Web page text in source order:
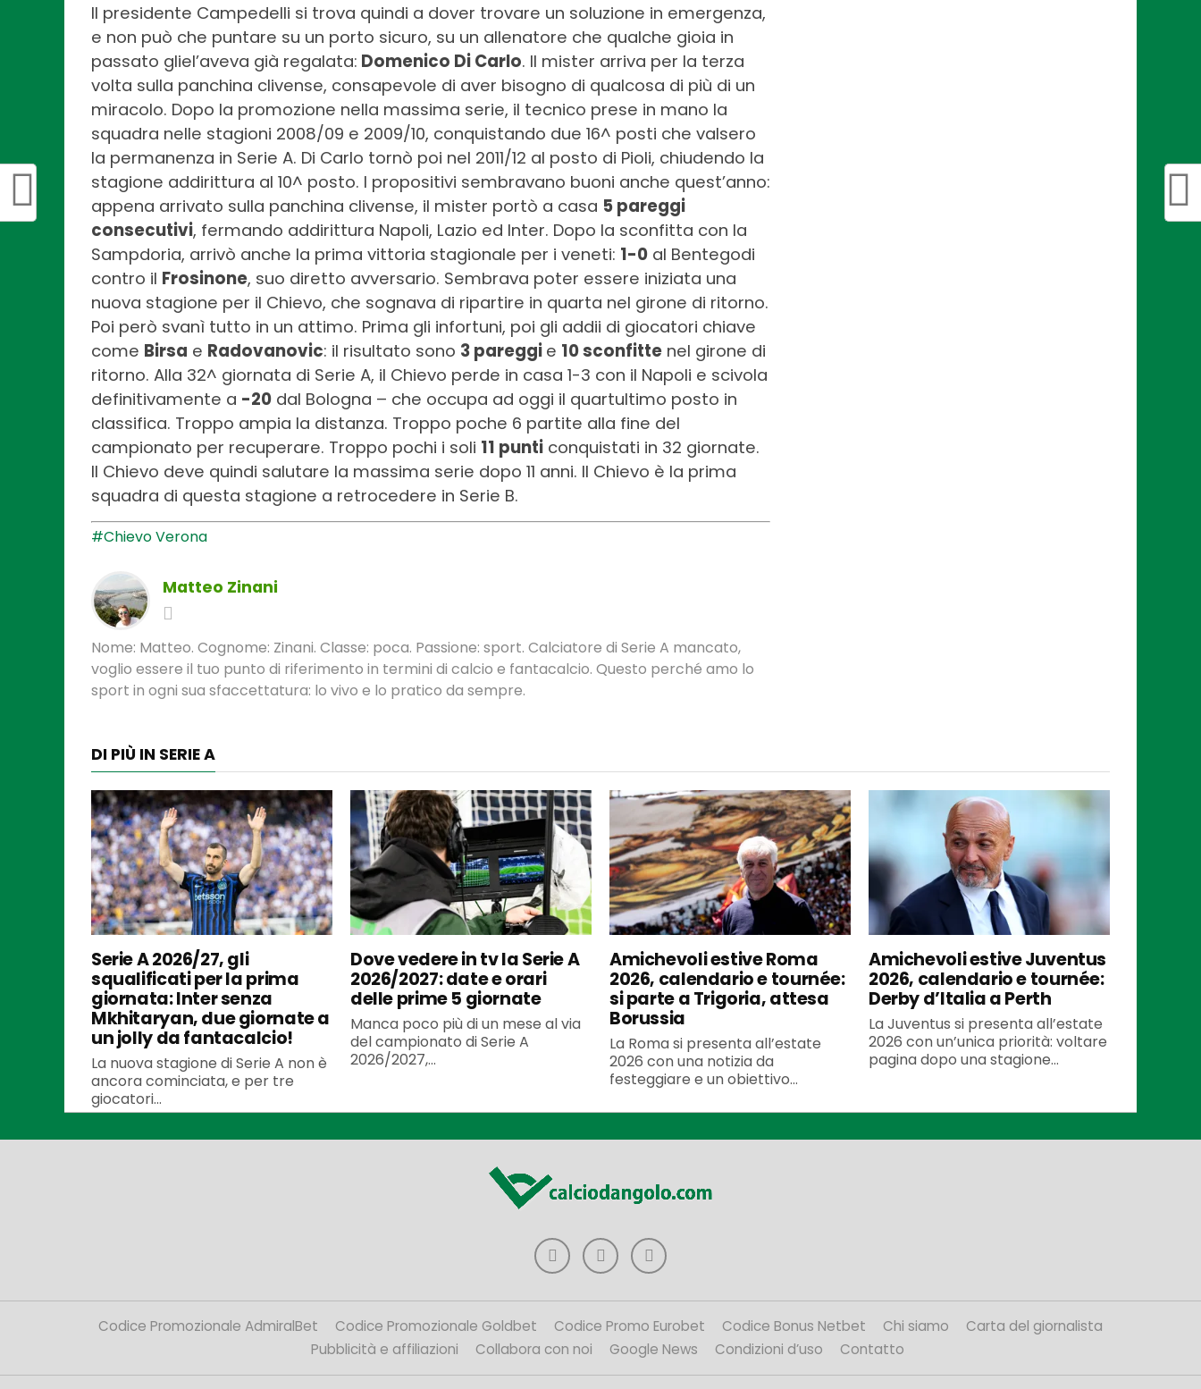
Il presidente Campedelli si trova quindi a dover trovare un soluzione in emergenza,
e non può che puntare su un porto sicuro, su un allenatore che qualche gioia in
passato gliel’aveva già regalata: Domenico Di Carlo. Il mister arriva per la terza
volta sulla panchina clivense, consapevole di aver bisogno di qualcosa di più di un
miracolo. Dopo la promozione nella massima serie, il tecnico prese in mano la
squadra nelle stagioni 2008/09 e 2009/10, conquistando due 16^ posti che valsero
la permanenza in Serie A. Di Carlo tornò poi nel 2011/12 al posto di Pioli, chiudendo la
stagione addirittura al 10^ posto. I propositivi sembravano buoni anche quest’anno:
appena arrivato sulla panchina clivense, il mister portò a casa 5 pareggi
consecutivi, fermando addirittura Napoli, Lazio ed Inter. Dopo la sconfitta con la
Sampdoria, arrivò anche la prima vittoria stagionale per i veneti: 1-0 al Bentegodi
contro il Frosinone, suo diretto avversario. Sembrava poter essere iniziata una
nuova stagione per il Chievo, che sognava di ripartire in quarta nel girone di ritorno.
Poi però svanì tutto in un attimo. Prima gli infortuni, poi gli addii di giocatori chiave
come Birsa e Radovanovic: il risultato sono 3 pareggi e 10 sconfitte nel girone di
ritorno. Alla 32^ giornata di Serie A, il Chievo perde in casa 1-3 con il Napoli e scivola
definitivamente a -20 dal Bologna – che occupa ad oggi il quartultimo posto in
classifica. Troppo ampia la distanza. Troppo poche 6 partite alla fine del
campionato per recuperare. Troppo pochi i soli 11 punti conquistati in 32 giornate.
Il Chievo deve quindi salutare la massima serie dopo 11 anni. Il Chievo è la prima
squadra di questa stagione a retrocedere in Serie B.
#Chievo Verona
Matteo Zinani
Nome: Matteo. Cognome: Zinani. Classe: poca. Passione: sport. Calciatore di Serie A mancato,
voglio essere il tuo punto di riferimento in termini di calcio e fantacalcio. Questo perché amo lo
sport in ogni sua sfaccettatura: lo vivo e lo pratico da sempre.
DI PIÙ IN SERIE A
Serie A 2026/27, gli
squalificati per la prima
giornata: Inter senza
Mkhitaryan, due giornate a
un jolly da fantacalcio!
La nuova stagione di Serie A non è
ancora cominciata, e per tre
giocatori...
Dove vedere in tv la Serie A
2026/2027: date e orari
delle prime 5 giornate
Manca poco più di un mese al via
del campionato di Serie A
2026/2027,...
Amichevoli estive Roma
2026, calendario e tournée:
si parte a Trigoria, attesa
Borussia
La Roma si presenta all’estate
2026 con una notizia da
festeggiare e un obiettivo...
Amichevoli estive Juventus
2026, calendario e tournée:
Derby d’Italia a Perth
La Juventus si presenta all’estate
2026 con un’unica priorità: voltare
pagina dopo una stagione...
Codice Promozionale AdmiralBet Codice Promozionale Goldbet Codice Promo Eurobet Codice Bonus Netbet Chi siamo
Carta del giornalista
Pubblicità e affiliazioni
Collabora con noi Google News Condizioni d’uso Contatto